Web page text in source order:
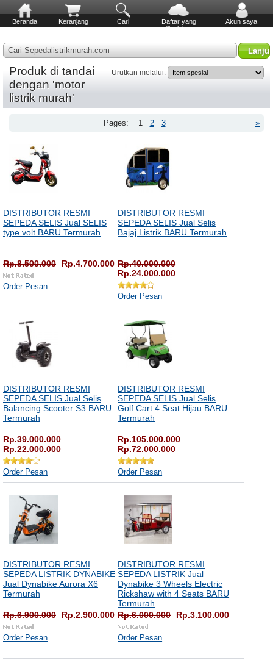
Beranda Keranjang Cari
Daftar yang
diinginkan
Akun saya
Cari Sepedalistrikmurah.com
Urutkan melalui:
Produk di tandai
dengan 'motor
listrik murah'
»
Pages: 1 2 3
DISTRIBUTOR RESMI
SEPEDA SELIS Jual SELIS
type volt BARU Termurah
Rp.8.500.000 Rp.4.700.000
Order Pesan
DISTRIBUTOR RESMI
SEPEDA SELIS Jual Selis
Bajaj Listrik BARU Termurah
Rp.40.000.000
Rp.24.000.000
Order Pesan
DISTRIBUTOR RESMI
SEPEDA SELIS Jual Selis
Balancing Scooter S3 BARU
Termurah
Rp.39.000.000
Rp.22.000.000
Order Pesan
DISTRIBUTOR RESMI
SEPEDA SELIS Jual Selis
Golf Cart 4 Seat Hijau BARU
Termurah
Rp.105.000.000
Rp.72.000.000
Order Pesan
DISTRIBUTOR RESMI
SEPEDA LISTRIK DYNABIKE
Jual Dynabike Aurora X6
Termurah
Rp.6.900.000 Rp.2.900.000
Order Pesan
DISTRIBUTOR RESMI
SEPEDA LISTRIK Jual
Dynabike 3 Wheels Electric
Rickshaw with 4 Seats BARU
Termurah
Rp.6.000.000
Rp.3.100.000
Order Pesan